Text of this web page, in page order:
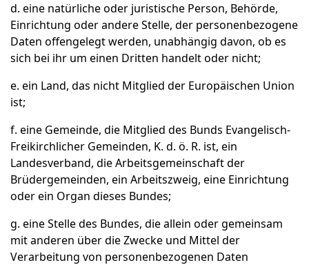
d. eine natürliche oder juristische Person, Behörde,
Einrichtung oder andere Stelle, der personenbezogene
Daten offengelegt werden, unabhängig davon, ob es
sich bei ihr um einen Dritten handelt oder nicht;
e. ein Land, das nicht Mitglied der Europäischen Union
ist;
f. eine Gemeinde, die Mitglied des Bunds Evangelisch-
Freikirchlicher Gemeinden, K. d. ö. R. ist, ein
Landesverband, die Arbeitsgemeinschaft der
Brüdergemeinden, ein Arbeitszweig, eine Einrichtung
oder ein Organ dieses Bundes;
g. eine Stelle des Bundes, die allein oder gemeinsam
mit anderen über die Zwecke und Mittel der
Verarbeitung von personenbezogenen Daten